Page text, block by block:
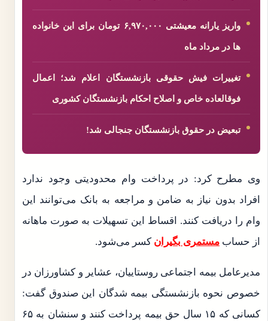
واریز یارانه معیشتی ۶,۹۷۰,۰۰۰ تومان برای این خانواده
ها در مرداد ماه
تغییرات فیش حقوقی بازنشستگان اعلام شد؛ اعمال
فوقالعاده خاص و اصلاح احکام بازنشستگان کشوری
تبعیض در حقوق بازنشستگان جنجالی شد!
وی مطرح کرد: در پرداخت وام محدودیتی وجود ندارد
افراد بدون نیاز به ضامن و مراجعه به بانک می‌توانند این
وام را دریافت کنند. اقساط این تسهیلات به صورت ماهانه
از حساب مستمری بگیران کسر می‌شود.
مدیرعامل بیمه اجتماعی روستاییان، عشایر و کشاورزان در
خصوص نحوه بازنشستگی بیمه شدگان این صندوق گفت:
کسانی که ۱۵ سال حق بیمه پرداخت کنند و سنشان به ۶۵